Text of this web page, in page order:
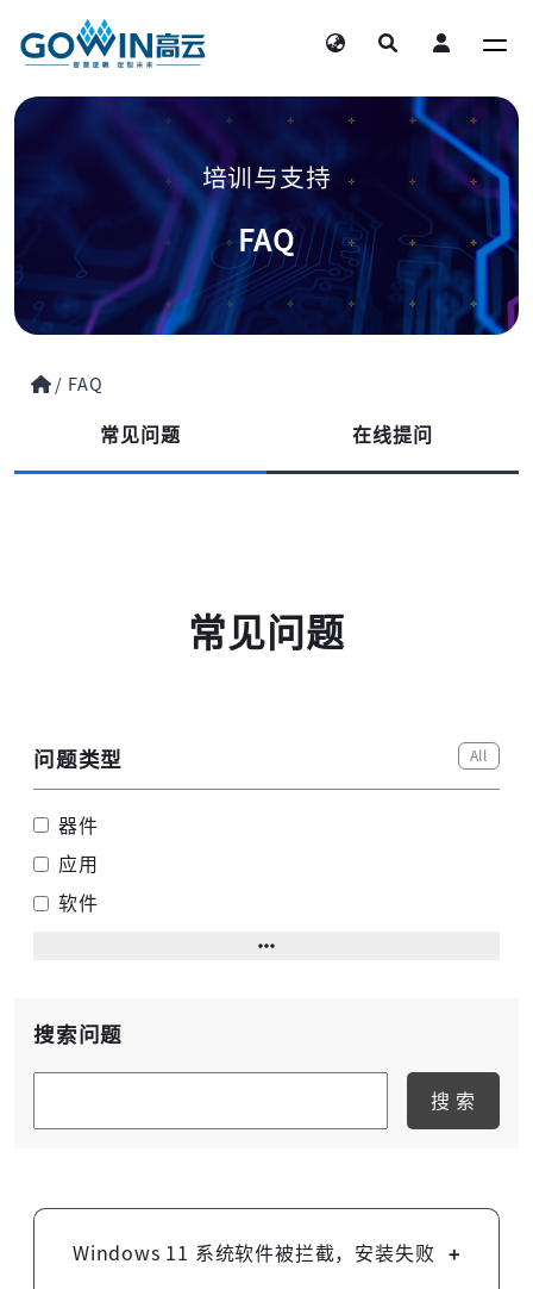
培训与支持
FAQ
/ FAQ
常见问题 在线提问
常见问题
问题类型 All
器件
应用
软件
搜索问题
搜 索
Windows 11 系统软件被拦截，安装失败